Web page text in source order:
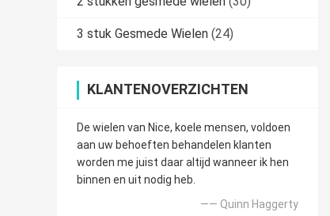
3 stuk Gesmede Wielen (24)
KLANTENOVERZICHTEN
De wielen van Nice, koele mensen, voldoen
aan uw behoeften behandelen klanten
worden me juist daar altijd wanneer ik hen
binnen en uit nodig heb.
—— Quinn Haggerty